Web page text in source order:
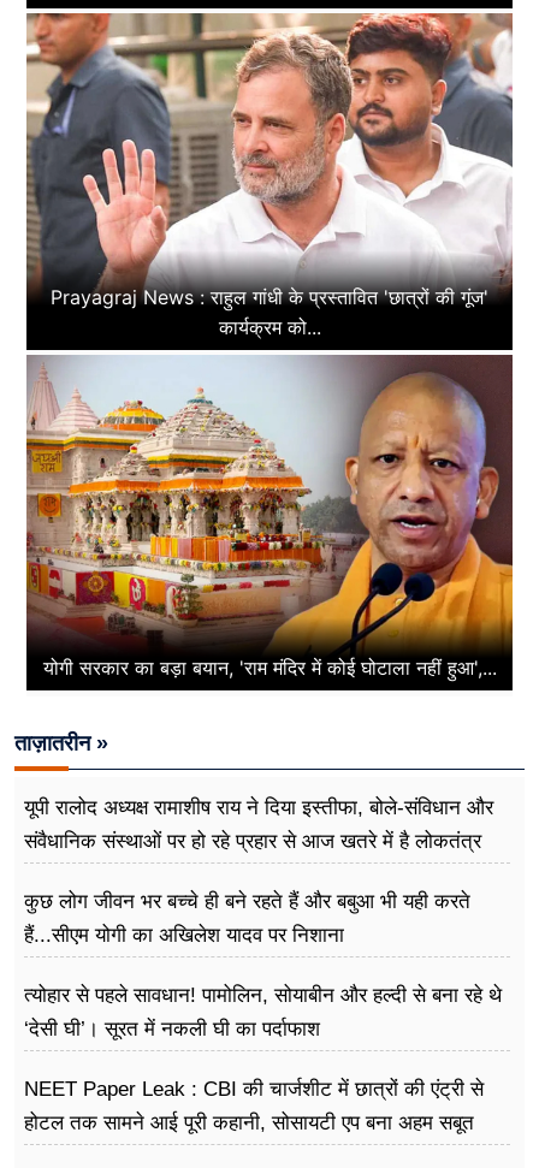
Prayagraj News : राहुल गांधी के प्रस्तावित 'छात्रों की गूंज'
कार्यक्रम को...
योगी सरकार का बड़ा बयान, 'राम मंदिर में कोई घोटाला नहीं हुआ',...
ताज़ातरीन »
यूपी रालोद अध्यक्ष रामाशीष राय ने दिया इस्तीफा, बोले-संविधान और
संवैधानिक संस्थाओं पर हो रहे प्रहार से आज खतरे में है लोकतंत्र
कुछ लोग जीवन भर बच्चे ही बने रहते हैं और बबुआ भी यही करते
हैं...सीएम योगी का अखिलेश यादव पर निशाना
त्योहार से पहले सावधान! पामोलिन, सोयाबीन और हल्दी से बना रहे थे
‘देसी घी’। सूरत में नकली घी का पर्दाफाश
NEET Paper Leak : CBI की चार्जशीट में छात्रों की एंट्री से
होटल तक सामने आई पूरी कहानी, सोसायटी एप बना अहम सबूत